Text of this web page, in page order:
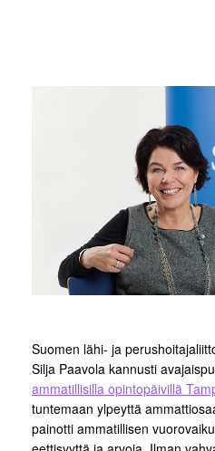
Suomen lähi- ja
Silja Paavola kannusti
ammatillisilla opintopäivillä
tuntemaan ylpeyttä
painotti ammatillisen